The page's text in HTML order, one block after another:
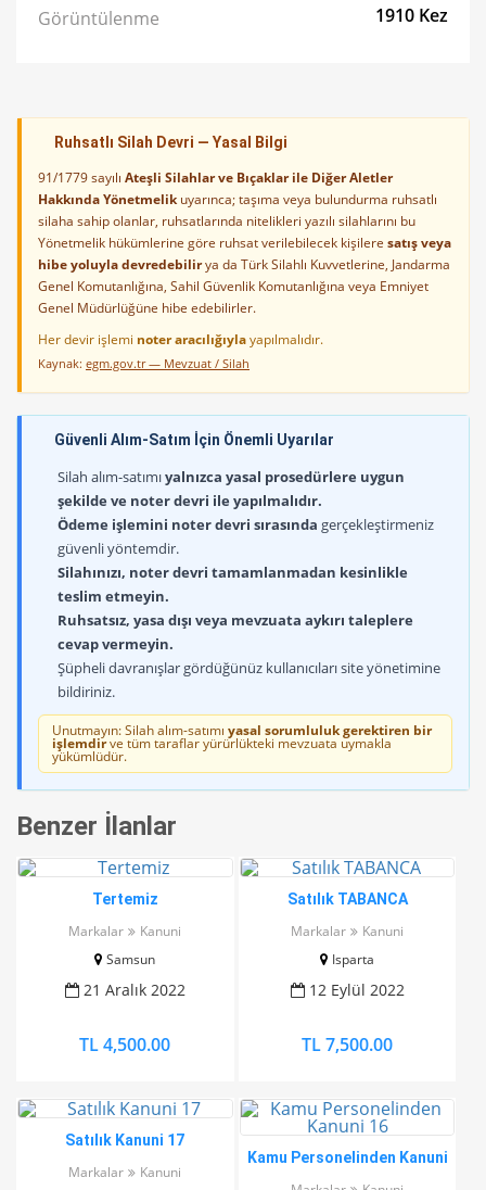
Görüntülenme
1910 Kez
Ruhsatlı Silah Devri — Yasal Bilgi
91/1779 sayılı Ateşli Silahlar ve Bıçaklar ile Diğer Aletler
Hakkında Yönetmelikuyarınca; taşıma veya bulundurma ruhsatlı
silaha sahip olanlar, ruhsatlarında nitelikleri yazılı silahlarını bu
Yönetmelik hükümlerine göre ruhsat verilebilecek kişilere satış veya
hibe yoluyla devredebilirya da Türk Silahlı Kuvvetlerine, Jandarma
Genel Komutanlığına, Sahil Güvenlik Komutanlığına veya Emniyet
Genel Müdürlüğüne hibe edebilirler.
Her devir işlemi noter aracılığıylayapılmalıdır.
Kaynak: egm.gov.tr — Mevzuat / Silah
Güvenli Alım-Satım İçin Önemli Uyarılar
Silah alım-satımıyalnızca yasal prosedürlere uygun
şekilde ve noter devri ile yapılmalıdır.
Ödeme işlemini noter devri sırasında gerçekleştirmeniz
güvenli yöntemdir.
Silahınızı, noter devri tamamlanmadan kesinlikle
teslim etmeyin.
Ruhsatsız, yasa dışı veya mevzuata aykırı taleplere
cevap vermeyin.
Şüpheli davranışlar gördüğünüz kullanıcıları site yönetimine
bildiriniz.
Unutmayın: Silah alım-satımı yasal sorumluluk gerektiren bir
işlemdirve tüm taraflar yürürlükteki mevzuata uymakla
yükümlüdür.
Benzer İlanlar
Tertemiz
Markalar
Kanuni
Samsun
21 Aralık 2022
TL 4,500.00
Satılık TABANCA
Markalar
Kanuni
Isparta
12 Eylül 2022
TL 7,500.00
Satılık Kanuni 17
Markalar Kanuni
Kamu Personelinden Kanuni